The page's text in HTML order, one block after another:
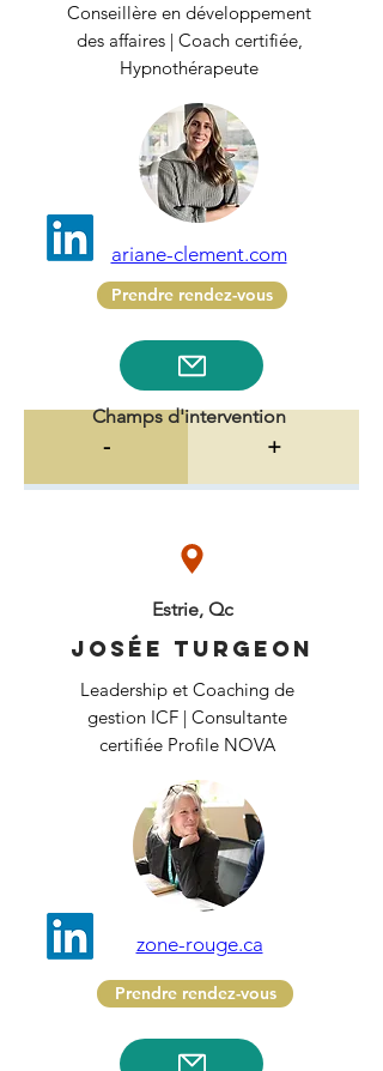
Conseillère en développement
des affaires | Coach certifiée,
Hypnothérapeute
ariane-clement.com
Prendre rendez-vous
- +
Champs d'intervention
Estrie, Qc
Josée Turgeon
Leadership et Coaching de
gestion ICF | Consultante
certifiée Profile NOVA
zone-rouge.ca
Prendre rendez-vous